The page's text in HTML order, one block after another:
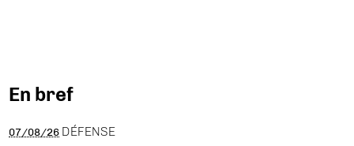
En bref
07/08/26 DÉFENSE